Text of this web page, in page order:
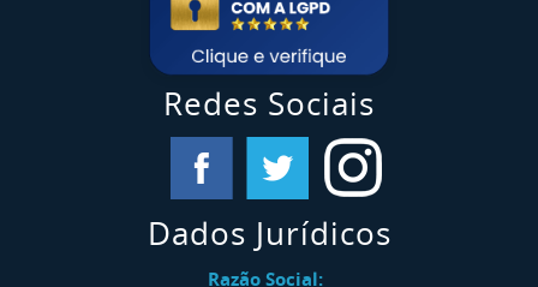
Redes Sociais
Dados Jurídicos
Razão Social: